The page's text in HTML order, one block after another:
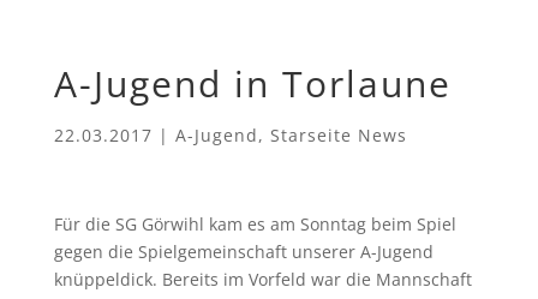
A-Jugend in Torlaune
22.03.2017 | A-Jugend, Starseite News
Für die SG Görwihl kam es am Sonntag beim Spiel
gegen die Spielgemeinschaft unserer A-Jugend
knüppeldick. Bereits im Vorfeld war die Mannschaft